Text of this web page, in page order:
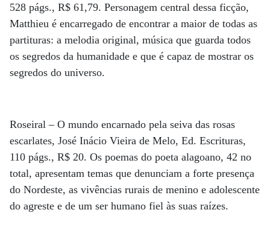
528 págs., R$ 61,79. Personagem central dessa ficção,
Matthieu é encarregado de encontrar a maior de todas as
partituras: a melodia original, música que guarda todos
os segredos da humanidade e que é capaz de mostrar os
segredos do universo.
Roseiral – O mundo encarnado pela seiva das rosas
escarlates, José Inácio Vieira de Melo, Ed. Escrituras,
110 págs., R$ 20. Os poemas do poeta alagoano, 42 no
total, apresentam temas que denunciam a forte presença
do Nordeste, as vivências rurais de menino e adolescente
do agreste e de um ser humano fiel às suas raízes.